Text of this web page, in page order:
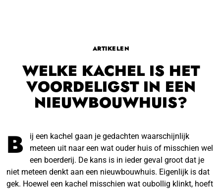
ARTIKELEN
WELKE KACHEL IS HET
VOORDELIGST IN EEN
NIEUWBOUWHUIS?
B
ij een kachel gaan je gedachten waarschijnlijk
meteen uit naar een wat ouder huis of misschien wel
een boerderij. De kans is in ieder geval groot dat je
niet meteen denkt aan een nieuwbouwhuis. Eigenlijk is dat
gek. Hoewel een kachel misschien wat oubollig klinkt, hoeft